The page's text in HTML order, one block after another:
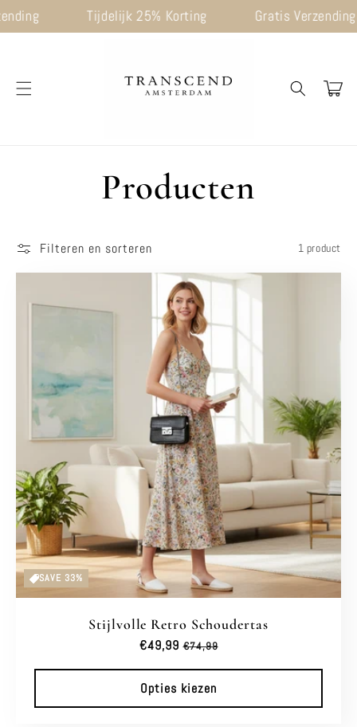
naar de
content
Tijdelijk 25% Korting Gratis Verzending
C
l
l
c
t
i
e
:
Producten
Filteren en sorteren 1 product
SAVE 33%
Stijlvolle Retro Schoudertas
Aanbiedingsprijs
€49,99 Normale
€74,99
Opties kiezen